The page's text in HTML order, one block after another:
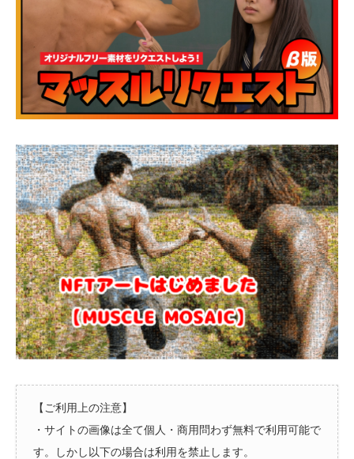
【ご利用上の注意】
・サイトの画像は全て個人・商用問わず無料で利用可能で
す。しかし以下の場合は利用を禁止します。